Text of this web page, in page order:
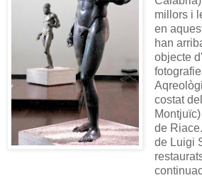
millors i
en
han
objecte
costat
de
de Luigi